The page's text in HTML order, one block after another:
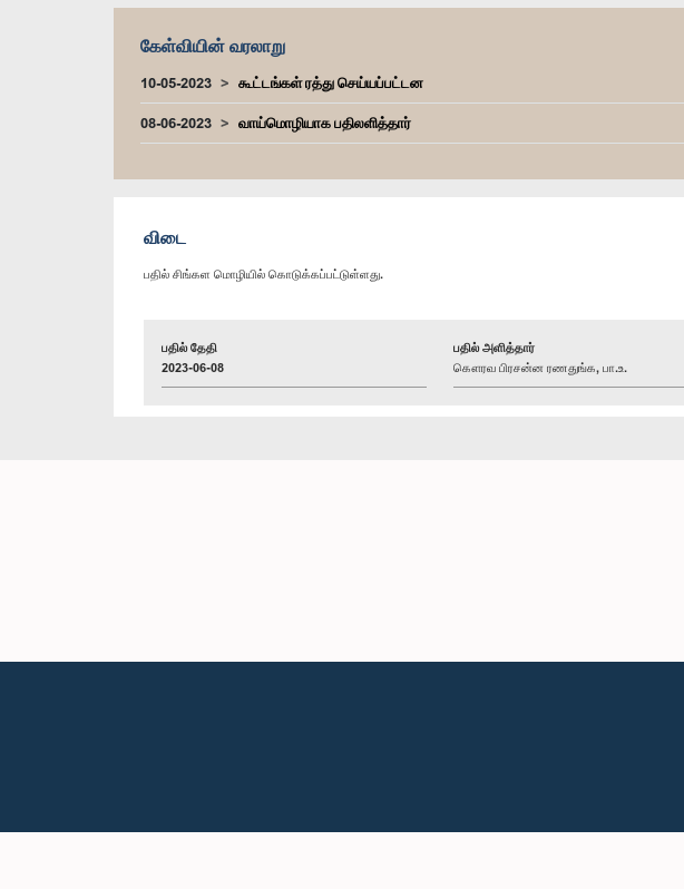
கேள்வியின் வரலாறு
10-05-2023
கூட்டங்கள் ரத்து செய்யப்பட்டன
08-06-2023
வாய்மொழியாக பதிலளித்தார்
விடை
பதில் சிங்கள மொழியில் கொடுக்கப்பட்டுள்ளது.
பதில் தேதி
2023-06-08
பதில் அளித்தார்
கௌரவ பிரசன்ன ரணதுங்க, பா.உ.